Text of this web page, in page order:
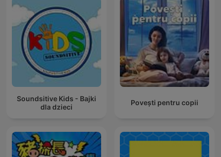
Soundsitive Kids - Bajki
dla dzieci
Povești pentru copii